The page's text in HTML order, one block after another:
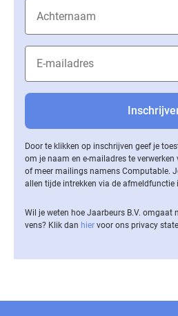
Door te klikken op inschrijven geef je
om je naam en e-mailadres te verwerken
of meer mailings namens Computable.
allen tijde intrekken via de af­meld­func­tie
Wil je weten hoe Jaarbeurs B.V. omgaat
vens? Klik dan hier voor ons privacy